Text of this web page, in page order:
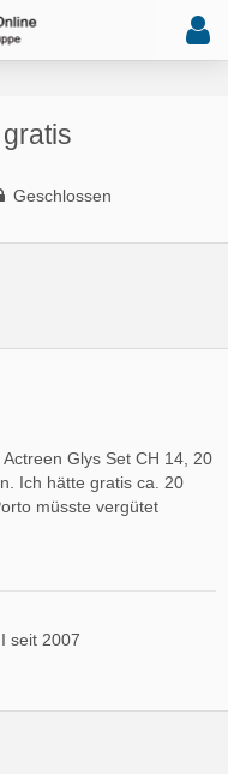
Geschlossen
Glys Set CH 14, 20
Ich hätte gratis ca. 20
müsste vergütet
I seit 2007